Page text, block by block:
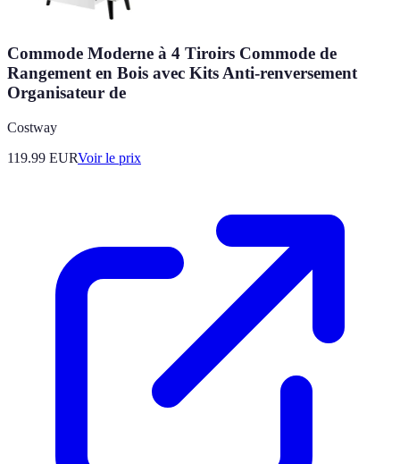
Commode Moderne à 4 Tiroirs Commode de
Rangement en Bois avec Kits Anti-renversement
Organisateur de
Costway
119.99 EURVoir le prix